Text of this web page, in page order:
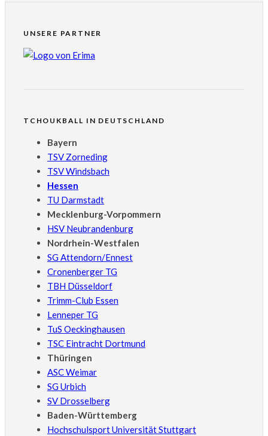
UNSERE PARTNER
TCHOUKBALL IN DEUTSCHLAND
Bayern
TSV Zorneding
TSV Windsbach
Hessen
TU Darmstadt
Mecklenburg-Vorpommern
HSV Neubrandenburg
Nordrhein-Westfalen
SG Attendorn/Ennest
Cronenberger TG
TBH Düsseldorf
Trimm-Club Essen
Lenneper TG
TuS Oeckinghausen
TSC Eintracht Dortmund
Thüringen
ASC Weimar
SG Urbich
SV Drosselberg
Baden-Württemberg
Hochschulsport Universität Stuttgart